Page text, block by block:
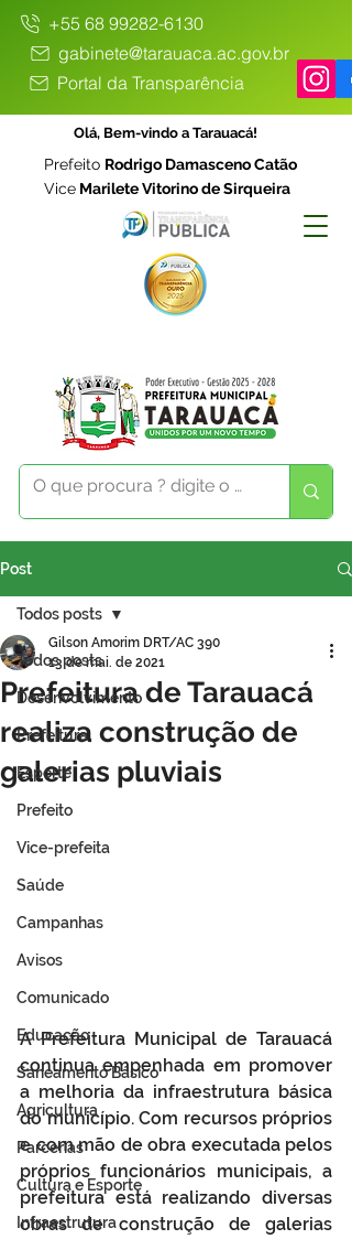
+55 68 99282-6130
gabinete@tarauaca.ac.gov.br
Portal da Transparência
Olá, Bem-vindo a Tarauacá!
Prefeito Rodrigo Damasceno Catão
Vice Marilete Vitorino de Sirqueira
Post
Todos posts
Desenvolvimento
Prefeitura
Esporte
Prefeito
Vice-prefeita
Saúde
Campanhas
Avisos
Comunicado
Educação
Saneamento Básico
Agricultura
Parcerias
Cultura e Esporte
Infraestrutura
Todos posts
Prefeitura de Tarauacá
realiza construção de
galerias pluviais
Gilson Amorim DRT/AC 390
13 de mai. de 2021
A Prefeitura Municipal de Tarauacá
continua empenhada em promover
a melhoria da infraestrutura básica
do município. Com recursos próprios
e com mão de obra executada pelos
próprios funcionários municipais, a
prefeitura está realizando diversas
obras de construção de galerias